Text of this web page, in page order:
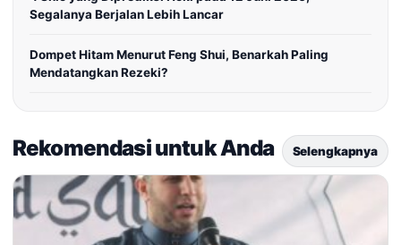
Segalanya Berjalan Lebih Lancar
Dompet Hitam Menurut Feng Shui, Benarkah Paling
Mendatangkan Rezeki?
Rekomendasi untuk Anda Selengkapnya